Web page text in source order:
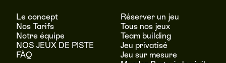
Le concept
Nos Tarifs
Notre équipe
NOS JEUX DE PISTE
FÀQ
Réserver un jeu
Tous nos jeux
Team building
Jeu privatisé
Jeu sur mesure